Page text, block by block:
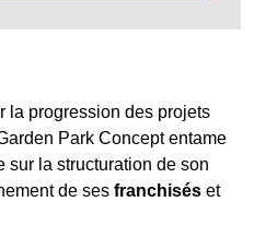
la progression des projets
Park Concept entame
sur la structuration de son
de ses franchisés et